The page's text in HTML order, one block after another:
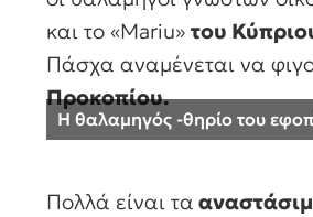
και το «Mariu» του
Πάσχα αναμένεται να
Προκοπίου.
Η θαλαμηγός -θηρίο του
Πολλά είναι τα